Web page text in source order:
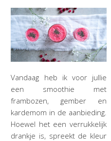
Vandaag heb ik voor jullie
een smoothie met
frambozen, gember en
kardemom in de aanbieding.
Hoewel het een verrukkelijk
drankje is, spreekt de kleur